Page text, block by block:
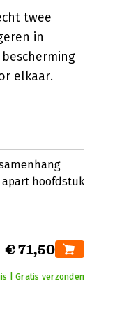
twee
in
elkaar.
hoofdstuk
€ 71,50
| Gratis verzonden